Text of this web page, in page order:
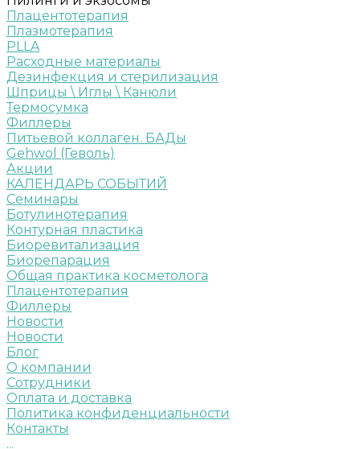
Плацентотерапия
Плазмотерапия
PLLA
Расходные материалы
Дезинфекция и стерилизация
Шприцы \ Иглы \ Канюли
Термосумка
Филлеры
Питьевой коллаген. БАДы
Gehwol (Геволь)
Акции
КАЛЕНДАРЬ СОБЫТИЙ
Семинары
Ботулинотерапия
Контурная пластика
Биоревитализация
Биорепарация
Общая практика косметолога
Плацентотерапия
Филлеры
Новости
Новости
Блог
О компании
Сотрудники
Оплата и доставка
Политика конфиденциальности
Контакты
...